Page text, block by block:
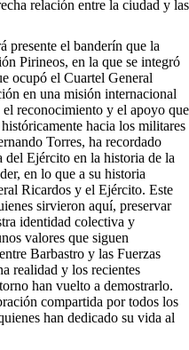
relación entre la ciudad y las
presente el banderín que la
Pirineos, en la que se integró
ocupó el Cuartel General
en una misión internacional
reconocimiento y el apoyo que
hacia los militares
Torres, ha recordado
del Ejército en la historia de la
en lo que a su historia
Ricardos y el Ejército. Este
sirvieron aquí, preservar
identidad colectiva y
valores que siguen
Barbastro y las Fuerzas
realidad y los recientes
han vuelto a demostrarlo.
compartida por todos los
han dedicado su vida al